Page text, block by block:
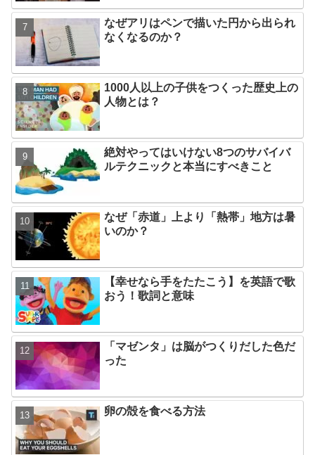
なぜアリはペンで描いた円から出られ
なくなるのか？
1000人以上の子供をつくった歴史上の
人物とは？
絶対やってはいけない8つのサバイバ
ルテクニックと本当にすべきこと
なぜ「赤道」上より「熱帯」地方は暑
いのか？
【幸せなら手をたたこう】を英語で歌
おう！歌詞と意味
「マゼンタ」は脳がつくりだした色だ
った
卵の殻を食べる方法